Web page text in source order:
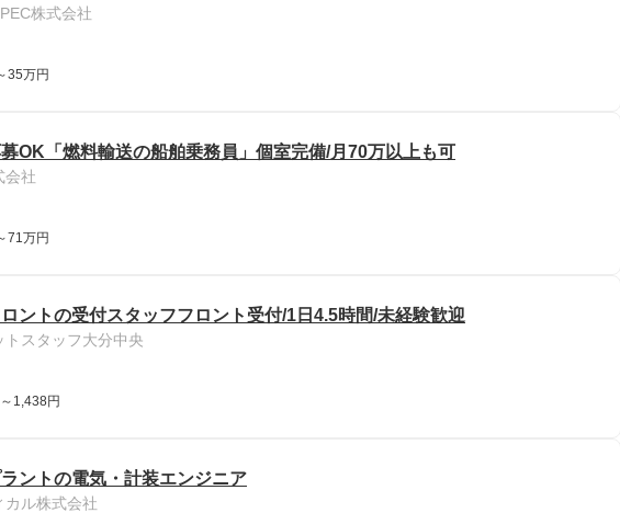
株式会社
35万円
募OK「燃料輸送の船舶乗務員」個室完備/月70万以上も可
会社
71万円
ントの受付スタッフフロント受付/1日4.5時間/未経験歓迎
トスタッフ大分中央
1,438円
ントの電気・計装エンジニア
カル株式会社